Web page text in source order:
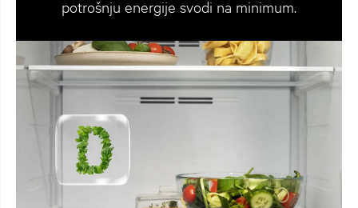
potrošnju energije svodi na minimum.